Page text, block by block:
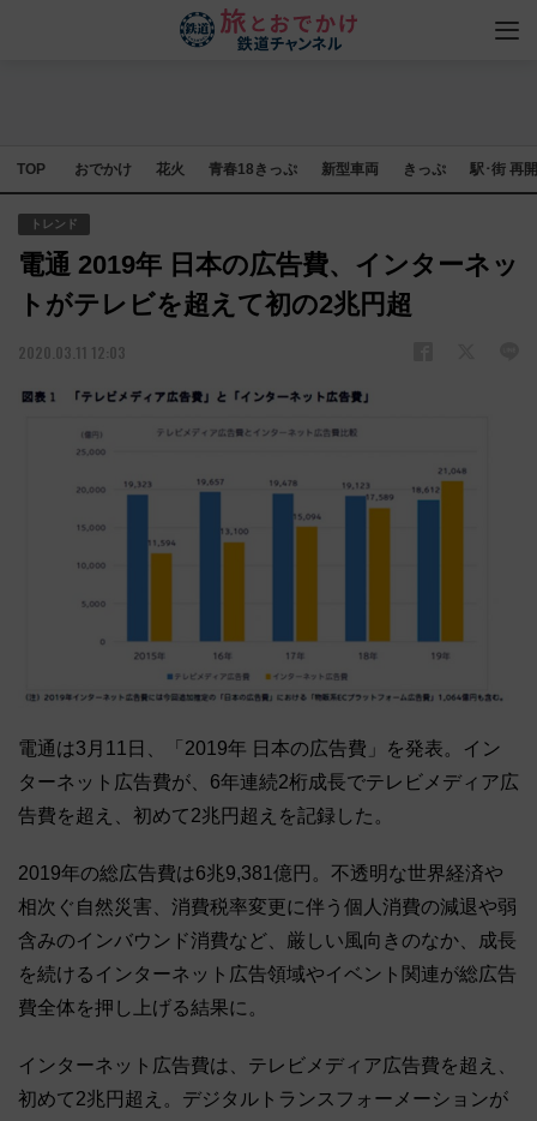
TOP おでかけ 花火 青春18きっぷ 新型車両 きっぷ 駅･街 再
トレンド
電通 2019年 日本の広告費、インターネッ
トがテレビを超えて初の2兆円超
2020.03.11 12:03
電通は3月11日、「2019年 日本の広告費」を発表。イン
ターネット広告費が、6年連続2桁成長でテレビメディア広
告費を超え、初めて2兆円超えを記録した。
2019年の総広告費は6兆9,381億円。不透明な世界経済や
相次ぐ自然災害、消費税率変更に伴う個人消費の減退や弱
含みのインバウンド消費など、厳しい風向きのなか、成長
を続けるインターネット広告領域やイベント関連が総広告
費全体を押し上げる結果に。
インターネット広告費は、テレビメディア広告費を超え、
初めて2兆円超え。デジタルトランスフォーメーションが